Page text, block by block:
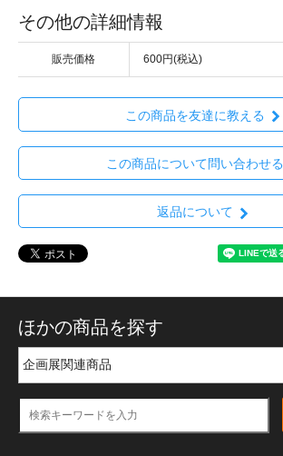
その他の詳細情報
販売価格 600円(税込)
この商品を友達に教える
この商品について問い合わせる
返品について
ほかの商品を探す